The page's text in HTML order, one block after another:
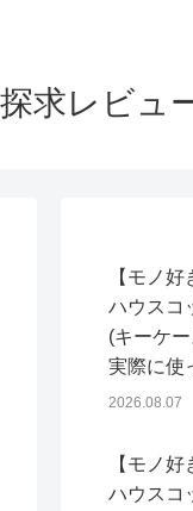
求レビュ
【モノ
ハウスコ
(キーケ
実際に使
2026.08.07
【モノ
ハウスコ